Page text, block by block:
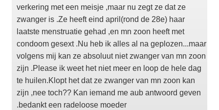
verkering met een meisje ,maar nu zegt ze dat ze
zwanger is .Ze heeft eind april(rond de 28e) haar
laatste menstruatie gehad ,en mn zoon heeft met
condoom gesext .Nu heb ik alles al na geplozen...maar
volgens mij kan ze absoluut niet zwanger van mn zoon
zijn .Please ik weet het niet meer en loop de hele dag
te huilen.Klopt het dat ze zwanger van mn zoon kan
zijn ,nee toch?? Kan iemand me aub antwoord geven
.bedankt een radeloose moeder